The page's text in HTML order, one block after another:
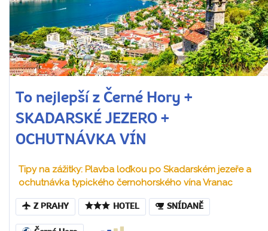
To nejlepší z Černé Hory +
SKADARSKÉ JEZERO +
OCHUTNÁVKA VÍN
Tipy na zážitky: Plavba loďkou po Skadarském jezeře a
ochutnávka typického černohorského vína Vranac
Z PRAHY HOTEL SNÍDANĚ